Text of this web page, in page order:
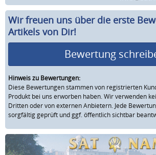
Wir freuen uns über die erste
Artikels von Dir!
Bewertung
Hinweis zu Bewertungen:
Diese Bewertungen stammen von registrierten
Produkt bei uns erworben haben. Wir verwenden
Dritten oder von externen Anbietern. Jede
sorgfältig geprüft und ggf. öffentlich sichtbar